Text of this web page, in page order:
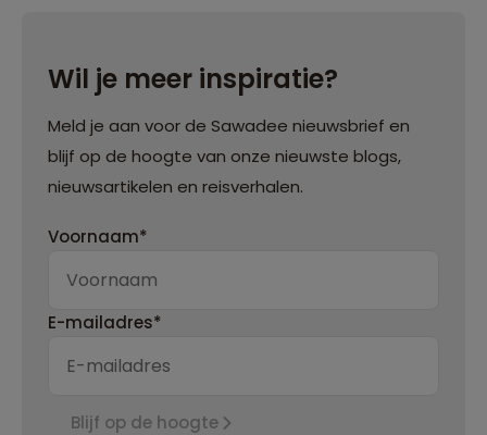
Wil je meer inspiratie?
Meld je aan voor de Sawadee nieuwsbrief en
blijf op de hoogte van onze nieuwste blogs,
nieuwsartikelen en reisverhalen.
Voornaam*
E-mailadres*
Blijf op de hoogte